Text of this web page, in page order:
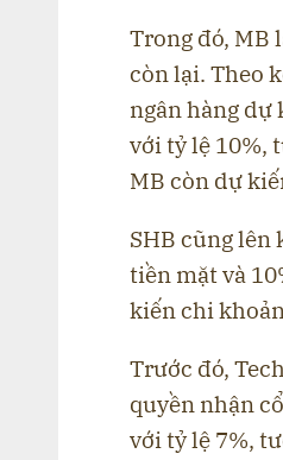
Trong đó, MB
còn lại. Theo
ngân hàng dự
với tỷ lệ 10%,
MB còn dự
SHB cũng lên
tiền mặt và
kiến chi
Trước đó,
quyền nhận
với tỷ lệ 7%,